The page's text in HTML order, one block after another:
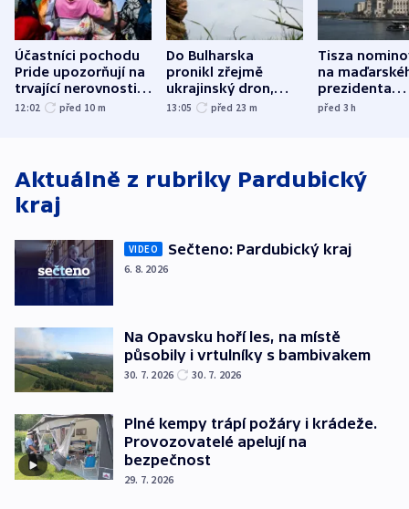
Účastníci pochodu
Pride upozorňují na
trvající nerovnosti i
společenskou
12:02 před 10 m
Do Bulharska
pronikl zřejmě
ukrajinský dron,
explodoval kilometr
13:05 před 23 m
Tisza
na
prezidenta
bývalého
před 3h
Aktuálně z rubriky Pardubický
kraj
VIDEO Sečteno: Pardubický kraj
6. 8. 2026
Na Opavsku hoří les, na místě
působily i vrtulníky s bambivakem
30. 7. 2026 30. 7. 2026
Plné kempy trápí požáry i krádeže.
Provozovatelé apelují na
bezpečnost
29. 7. 2026